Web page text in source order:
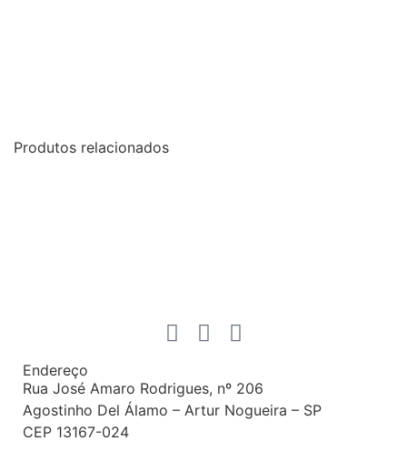
Produtos relacionados
Endereço
Rua José Amaro Rodrigues, nº 206
Agostinho Del Álamo – Artur Nogueira – SP
CEP 13167-024